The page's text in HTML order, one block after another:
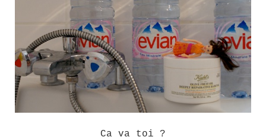
Ca va toi ?